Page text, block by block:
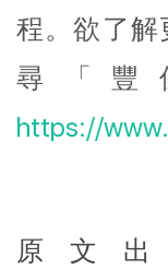
程。欲了解
尋「豐
https://
原文